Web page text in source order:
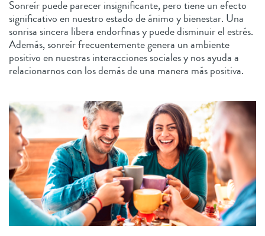
Sonreír puede parecer insignificante, pero tiene un efecto
significativo en nuestro estado de ánimo y bienestar. Una
sonrisa sincera libera endorfinas y puede disminuir el estrés.
Además, sonreír frecuentemente genera un ambiente
positivo en nuestras interacciones sociales y nos ayuda a
relacionarnos con los demás de una manera más positiva.